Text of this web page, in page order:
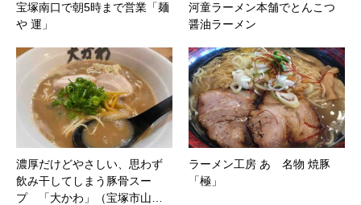
宝塚南口で朝5時まで営業「麺
や 運」
河童ラーメン本舗でとんこつ
醤油ラーメン
濃厚だけどやさしい、思わず
飲み干してしまう豚骨スー
プ 「大かわ」（宝塚市山…
ラーメン工房 あ 名物 焼豚
「極」